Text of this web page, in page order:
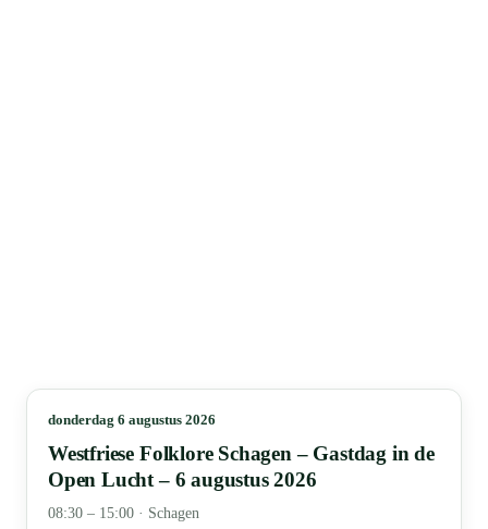
donderdag 6 augustus 2026
Westfriese Folklore Schagen – Gastdag in de
Open Lucht – 6 augustus 2026
08:30 – 15:00 · Schagen